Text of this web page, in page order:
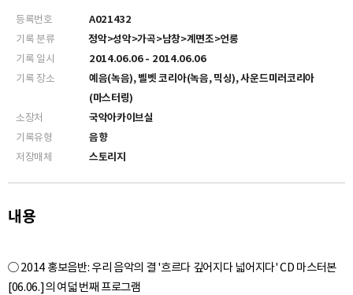
등록번호
A021432
기록 분류
정악>성악>가곡>남창>계면조>언롱
기록 일시
2014.06.06 - 2014.06.06
기록 장소
예음(녹음), 벨벳 코리아(녹음, 믹싱), 사운드미러코리아
(마스터링)
소장처
국악아카이브실
기록유형
음향
저장매체
스토리지
내용
○ 2014 홍보음반: 우리 음악의 결 '흐르다 깊어지다 넓어지다' CD 마스터본
[06.06.]의 여덟 번째 프로그램